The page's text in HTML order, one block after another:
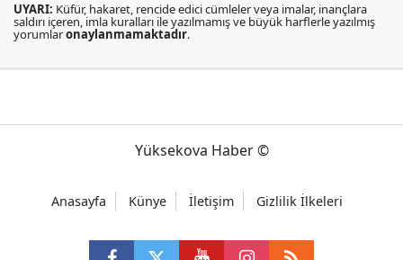
UYARI: Küfür, hakaret, rencide edici cümleler veya imalar, inançlara
saldırı içeren, imla kuralları ile yazılmamış ve büyük harflerle yazılmış
yorumlaronaylanmamaktadır.
Yüksekova Haber ©
Anasayfa Künye İletişim Gizlilik İlkeleri